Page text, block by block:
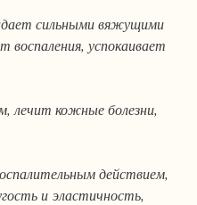
сильными вяжущими
успокаивает
лечит кожные болезни,
действием,
и эластичность,